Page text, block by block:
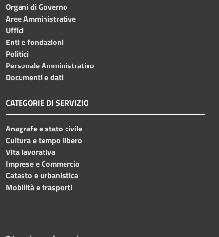
Organi di Governo
Aree Amministrative
Uffici
Enti e fondazioni
Politici
Personale Amministrativo
Documenti e dati
CATEGORIE DI SERVIZIO
Anagrafe e stato civile
Cultura e tempo libero
Vita lavorativa
Imprese e Commercio
Catasto e urbanistica
Mobilità e trasporti